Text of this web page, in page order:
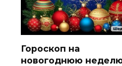
Гороскоп на
новогоднюю